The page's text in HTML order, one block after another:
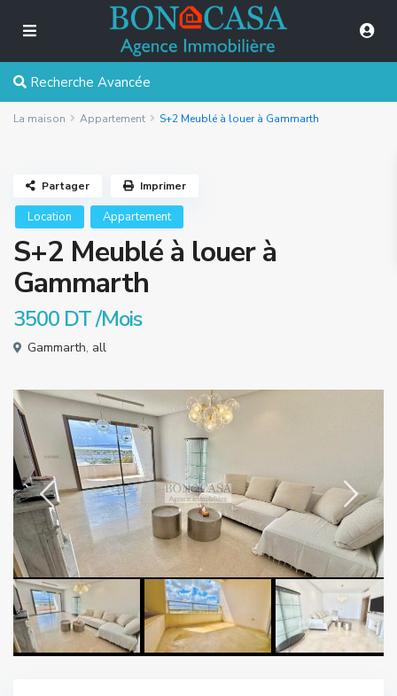
Recherche Avancée
La maison Appartement S+2 Meublé à louer à Gammarth
Location Appartement
S+2 Meublé à louer à
Gammarth
3500 DT/Mois
Gammarth, all
Partager Imprimer